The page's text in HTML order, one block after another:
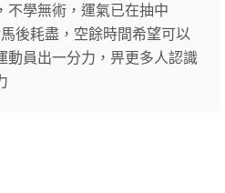
不學無術，運氣已在抽中
後耗盡，空餘時間希望可以
動員出一分力，畀更多人認識